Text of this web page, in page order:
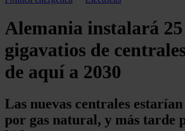
Alemania instalará 25
gigavatios de
de aquí a 2030
Las nuevas centrales
por gas natural, y más tarde